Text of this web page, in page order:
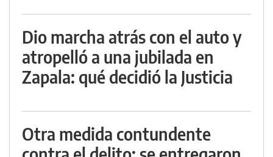
Dio marcha atrás con el auto y
atropelló a una jubilada en
Zapala: qué decidió la Justicia
Otra medida contundente